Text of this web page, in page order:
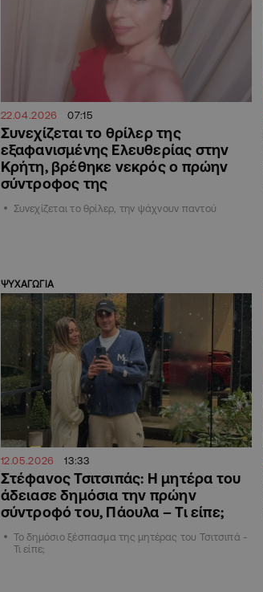
22.04.2026 07:15
Συνεχίζεται το θρίλερ της
εξαφανισμένης Ελευθερίας στην
Κρήτη, βρέθηκε νεκρός ο πρώην
σύντροφος της
Συνεχίζεται το θρίλερ, την ψάχνουν παντού
ΨΥΧΑΓΩΓΙΑ
12.05.2026 13:33
Στέφανος Τσιτσιπάς: Η μητέρα του
άδειασε δημόσια την πρώην
σύντροφό του, Πάουλα – Τι είπε;
Το δημόσιο ξέσπασμα της μητέρας του Τσιτσιπά -
Τι είπε;